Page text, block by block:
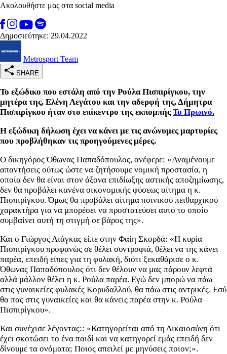
Ακολουθήστε μας στα social media
Δημοσιεύτηκε: 29.04.2022
Metrosport Team
SHARE
Το εξώδικο που εστάλη από την Ρούλα Πισπιρίγκου, την
μητέρα της, Ελένη Λεγάτου και την αδερφή της, Δήμητρα
Πισπιρίγκου ήταν στο επίκεντρο της εκπομπήςΤο Πρωινό.
Η εξώδικη δήλωση έχει να κάνει με τις ανώνυμες μαρτυρίες
που προβλήθηκαν τις προηγούμενες μέρες.
Ο δικηγόρος Όθωνας Παπαδόπουλος, ανέφερε: «Αναμένουμε
απαντήσεις ούτως ώστε να ζητήσουμε νομική προστασία, η
οποία δεν θα είναι στον άξονα επιδίωξης αστικής αποζημίωσης,
δεν θα προβάλει κανένα οικονομικής φύσεως αίτημα η κ.
Πισπιρίγκου. Όμως θα προβάλει αίτημα ποινικού πειθαρχικού
χαρακτήρα για να μπορέσει να προστατεύσει αυτό το οποίο
συμβαίνει αυτή τη στιγμή σε βάρος της».
Και ο Γιώργος Λιάγκας είπε στην Φαίη Σκορδά: «Η κυρία
Πισπιρίγκου προφανώς σε θέλει συντροφιά, θέλει να της κάνει
παρέα, επειδή είπες για τη φυλακή, διότι ξεκαθάρισε ο κ.
Όθωνας Παπαδόπουλος ότι δεν θέλουν να μας πάρουν λεφτά
αλλά μάλλον θέλει η κ. Ρούλα παρέα. Εγώ δεν μπορώ να πάω
στις γυναικείες φυλακές Κορυδαλλού, θα πάω στις αντρικές. Εσύ
θα πας στις γυναικείες και θα κάνεις παρέα στην κ. Ρούλα
Πισπιρίγκου».
Και συνέχισε λέγοντας:: «Κατηγορείται από τη Δικαιοσύνη ότι
έχει σκοτώσει το ένα παιδί και να κατηγορεί εμάς επειδή δεν
δίνουμε τα ονόματα; Ποιος απειλεί με μηνύσεις ποιον;».